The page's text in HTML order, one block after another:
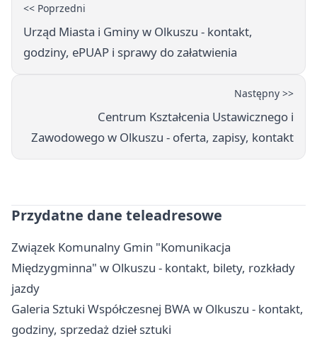
<< Poprzedni
Urząd Miasta i Gminy w Olkuszu - kontakt,
godziny, ePUAP i sprawy do załatwienia
Następny >>
Centrum Kształcenia Ustawicznego i
Zawodowego w Olkuszu - oferta, zapisy, kontakt
Przydatne dane teleadresowe
Związek Komunalny Gmin "Komunikacja
Międzygminna" w Olkuszu - kontakt, bilety, rozkłady
jazdy
Galeria Sztuki Współczesnej BWA w Olkuszu - kontakt,
godziny, sprzedaż dzieł sztuki